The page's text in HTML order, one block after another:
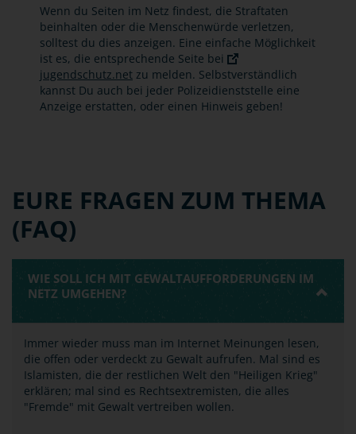
Wenn du Seiten im Netz findest, die Straftaten
beinhalten oder die Menschenwürde verletzen,
solltest du dies anzeigen. Eine einfache Möglichkeit
ist es, die entsprechende Seite bei
jugendschutz.net zu melden. Selbstverständlich
kannst Du auch bei jeder Polizeidienststelle eine
Anzeige erstatten, oder einen Hinweis geben!
EURE FRAGEN ZUM THEMA
(FAQ)
WIE SOLL ICH MIT GEWALTAUFFORDERUNGEN IM
NETZ UMGEHEN?
Immer wieder muss man im Internet Meinungen lesen,
die offen oder verdeckt zu Gewalt aufrufen. Mal sind es
Islamisten, die der restlichen Welt den "Heiligen Krieg"
erklären; mal sind es Rechtsextremisten, die alles
"Fremde" mit Gewalt vertreiben wollen.